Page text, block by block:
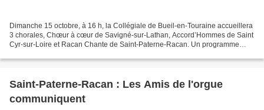
Dimanche 15 octobre, à 16 h, la Collégiale de Bueil-en-Touraine accueillera
3 chorales, Chœur à cœur de Savigné-sur-Lathan, Accord’Hommes de Saint
Cyr-sur-Loire et Racan Chante de Saint-Paterne-Racan. Un programme
Saint-Paterne-Racan : Les Amis de l'orgue
communiquent